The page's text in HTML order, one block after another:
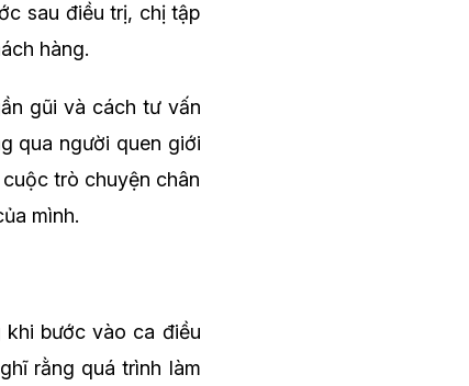
sau điều trị, chị tập
hàng.
gũi và cách tư vấn
qua người quen giới
trò chuyện chân
mình.
khi bước vào ca điều
rằng quá trình làm